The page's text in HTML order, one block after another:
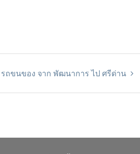
รถขนของ จาก พัฒนาการ ไป ศรีด่าน